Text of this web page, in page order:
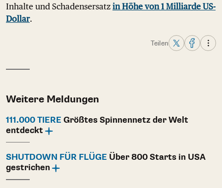
Inhalte und Schadensersatz in Höhe von 1 Milliarde US-
Dollar.
Teilen
Weitere Meldungen
111.000 TIERE Größtes Spinnennetz der Welt
entdeckt
SHUTDOWN FÜR FLÜGE Über 800 Starts in USA
gestrichen